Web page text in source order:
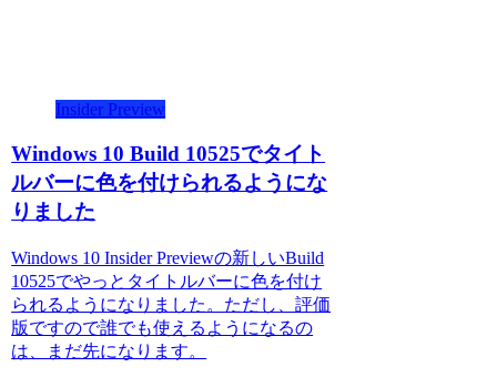
Insider Preview
Windows 10 Build 10525でタイト
ルバーに色を付けられるようにな
りました
Windows 10 Insider Previewの新しいBuild
10525でやっとタイトルバーに色を付け
られるようになりました。ただし、評価
版ですので誰でも使えるようになるの
は、まだ先になります。